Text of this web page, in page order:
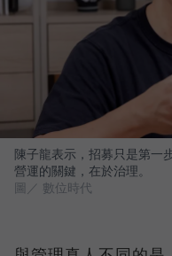
陳子龍表示，招募只是第一
營運的關鍵，在於治理。
圖／ 數位時代